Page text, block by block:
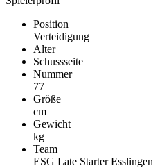
Position
Verteidigung
Alter
Schussseite
Nummer
77
Größe
cm
Gewicht
kg
Team
ESG Late Starter Esslingen